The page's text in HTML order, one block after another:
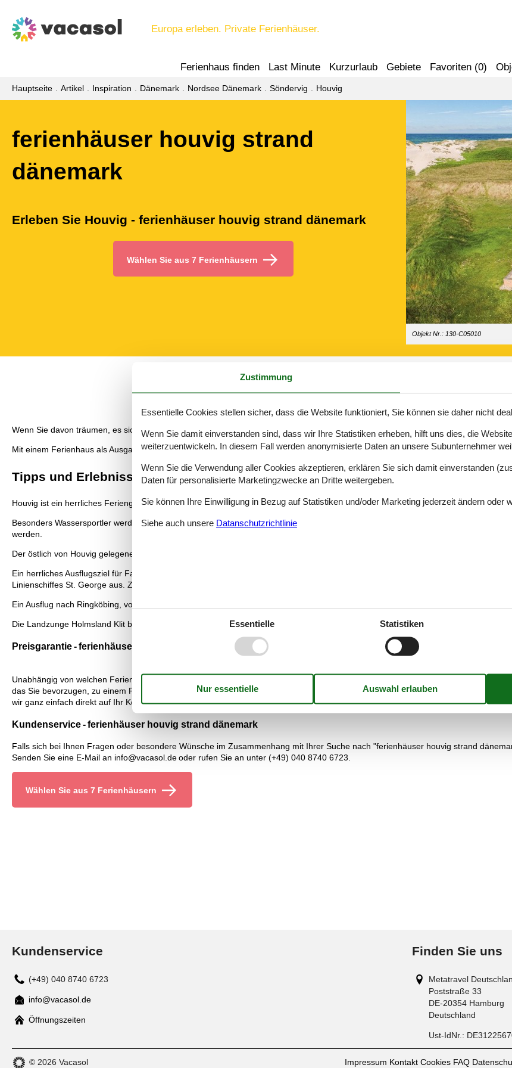
Europa erleben. Private Ferienhäuser.
Ferienhaus finden Last Minute Kurzurlaub Gebiete Favoriten (0)
Hauptseite Artikel Inspiration Dänemark Nordsee Dänemark Söndervig Houvig
ferienhäuser houvig strand
dänemark
Erleben Sie Houvig - ferienhäuser houvig strand dänemark
Wählen Sie aus 7 Ferienhäusern
Objekt Nr.: 130-C05010
Wenn Sie davon träumen, es sich auf warmem Sand gutgehen zu lassen, ist ein Ferienhaus am Strand genau das, was Ihnen fehlt.
Mit einem Ferienhaus als Ausgangspunkt gehört die Urlaubszeit hundertprozentig Ihnen und Sie können sie natürlich genau so
Tipps und Erlebnisse
Houvig ist ein herrliches Feriengebiet, sodass Sie sich auf einen entspannten Familienurlaub zwischen Meer und Fjord.
Besonders Wassersportler werden ihren Aufenthalt in Houvig genießen. Die Nähe zum Meer überzeugt. Besonders interessant für
werden.
Der östlich von Houvig gelegene Stadil Fjord ist ein Ort. an dem Sie während Ihres Aufenthaltes in einem Ferienhaus in der Region
Ein herrliches Ausflugsziel für Familien, die ihren Urlaub in Houvig verbringen, ist das Strandingsmuseum St. George in Ulfborg.
Linienschiffes St. George aus. Zudem wird die Bergung des U-Boots U-59 dokumentiert und es werden immer wieder auch
Ein Ausflug nach Ringköbing, von Houvig aus, ist immer eine gute Idee.
Die Landzunge Holmsland Klit bei Houvig ist ein Gebiet, in dem Sie und Ihre Familie entweder auf ausgedehnten Wanderungen
Preisgarantie - ferienhäuser houvig strand dänemark
Unabhängig von welchen Ferienhaus, das Sie mieten möchten, gilt für Sie natürlich die Preisgarantie von Vacasol. Wir garantieren,
das Sie bevorzugen, zu einem Preis vermietet, der günstiger als unser Preis ist. Alle Ferienhäuser, die mithilfe von Vacasol
wir ganz einfach direkt auf Ihr Konto einzahlen.
Kundenservice - ferienhäuser houvig strand dänemark
Falls sich bei Ihnen Fragen oder besondere Wünsche im Zusammenhang mit Ihrer Suche nach "ferienhäuser houvig strand
Senden Sie eine E-Mail an info@vacasol.de oder rufen Sie an unter (+49) 040 8740 6723.
Wählen Sie aus 7 Ferienhäusern
Kundenservice
(+49) 040 8740 6723
Mail
info@vacasol.de
Öffnungszeiten
Finden Sie uns
Metatravel
Poststraße 33
DE-20354 Hamburg
Deutschland
Ust-IdNr.:
© 2026 Vacasol Impressum Kontakt Cookies FAQ
Zustimmung
Essentielle Cookies stellen sicher, dass die Website funktioniert, Sie können sie daher nicht
Wenn Sie damit einverstanden sind, dass wir Ihre Statistiken erheben, hilft uns dies, die
weiterzuentwickeln. In diesem Fall werden anonymisierte Daten an unsere Subunternehmer
Wenn Sie die Verwendung aller Cookies akzeptieren, erklären Sie sich damit einverstanden
Daten für personalisierte Marketingzwecke an Dritte weitergeben.
Sie können Ihre Einwilligung in Bezug auf Statistiken und/oder Marketing jederzeit ändern oder
Siehe auch unsere Datanschutzrichtlinie
Essentielle Statistiken